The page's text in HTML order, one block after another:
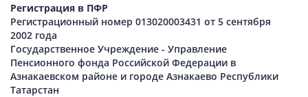
Регистрация в ПФР
Регистрационный номер 013020003431 от 5 сентября
2002 года
Государственное Учреждение - Управление
Пенсионного фонда Российской Федерации в
Азнакаевском районе и городе Азнакаево Республики
Татарстан